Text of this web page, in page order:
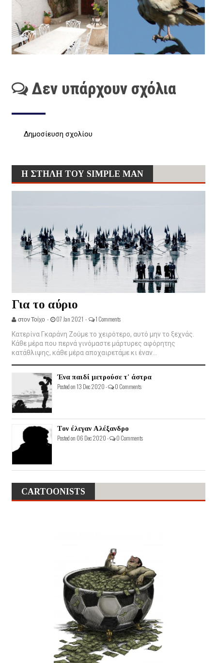
Δεν υπάρχουν σχόλια
Δημοσίευση σχολίου
Η ΣΤΗΛΗ ΤΟΥ SIMPLE MAN
Για το αύριο
στον Τοίχο - 07 Jan 2021 - 1 Comments
Κατερίνα Γκαράνη Ζούμε το χειρότερο, αυτό μην το ξεχνάς.
Κάθε μέρα που περνά γινόμαστε μάρτυρες αφόρητης
κατάθλιψης, κάθε μέρα αποχαιρετάμε κι έναν...
Ένα παιδί μετρούσε τ' άστρα
Posted on 13 Dec 2020 - 0 Comments
Τον έλεγαν Αλέξανδρο
Posted on 06 Dec 2020 - 0 Comments
CARTOONISTS